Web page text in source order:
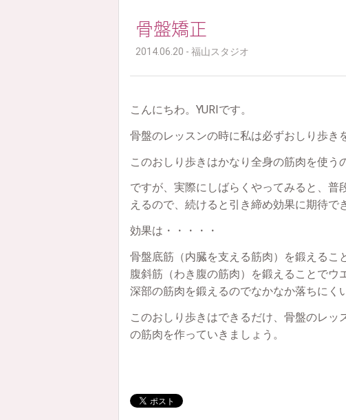
骨盤矯正
2014.06.20 - 福山スタジオ
こんにちわ。YURIです。
骨盤のレッスンの時に私は必ずおしり歩き
このおしり歩きはかなり全身の筋肉を使う
ですが、実際にしばらくやってみると、
えるので、続けると引き締め効果に期待で
効果は・・・・・
骨盤底筋（内臓を支える筋肉）を鍛えるこ
腹斜筋（わき腹の筋肉）を鍛えることでウ
深部の筋肉を鍛えるのでなかなか落ちにく
このおしり歩きはできるだけ、骨盤のレ
の筋肉を作っていきましょう。